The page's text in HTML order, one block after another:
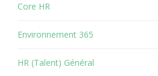
Core HR
Environnement 365
HR (Talent) Général